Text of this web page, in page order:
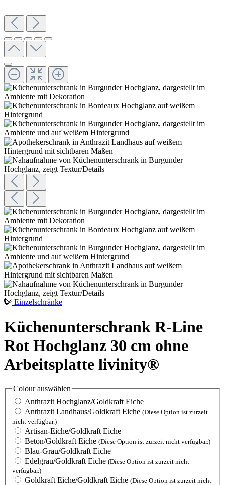
Einzelschränke
Küchenunterschrank R-Line
Rot Hochglanz 30 cm ohne
Arbeitsplatte livinity®
Colourauswählen
Anthrazit Hochglanz/Goldkraft Eiche
Anthrazit Landhaus/Goldkraft Eiche (Diese Option ist zurzeit
nicht verfügbar.)
Artisan-Eiche/Goldkraft Eiche
Beton/Goldkraft Eiche (Diese Option ist zurzeit nicht verfügbar.)
Blau-Grau/Goldkraft Eiche
Edelgrau/Goldkraft Eiche (Diese Option ist zurzeit nicht
verfügbar.)
Goldkraft Eiche/Goldkraft Eiche (Diese Option ist zurzeit nicht